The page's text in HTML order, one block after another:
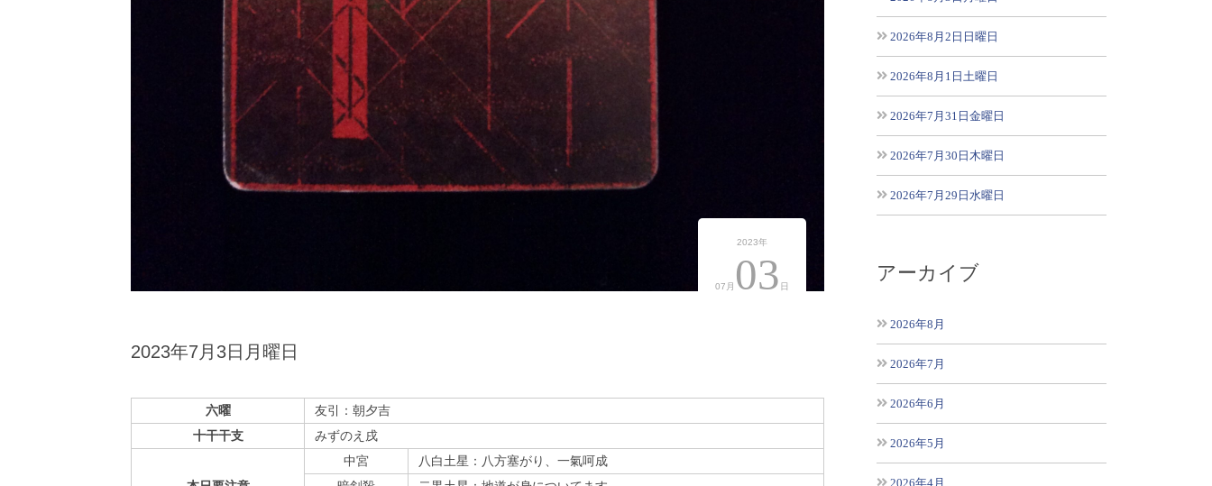
2023年
07月 03 日
2023年7月3日月曜日
六曜
友引：朝夕吉
十干干支
みずのえ戌
中宮
八白土星：八方塞がり、一氣呵成
2026年8月2日日曜日
2026年8月1日土曜日
2026年7月31日金曜日
2026年7月30日木曜日
2026年7月29日水曜日
アーカイブ
2026年8月
2026年7月
2026年6月
2026年5月
2026年4月